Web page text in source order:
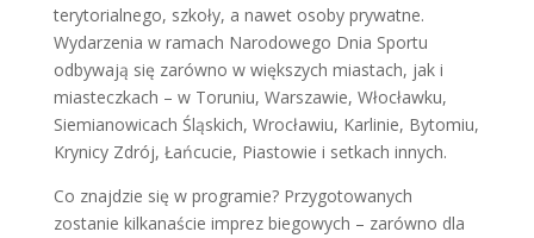
terytorialnego, szkoły, a nawet osoby prywatne.
Wydarzenia w ramach Narodowego Dnia Sportu
odbywają się zarówno w większych miastach, jak i
miasteczkach – w Toruniu, Warszawie, Włocławku,
Siemianowicach Śląskich, Wrocławiu, Karlinie, Bytomiu,
Krynicy Zdrój, Łańcucie, Piastowie i setkach innych.
Co znajdzie się w programie? Przygotowanych
zostanie kilkanaście imprez biegowych – zarówno dla